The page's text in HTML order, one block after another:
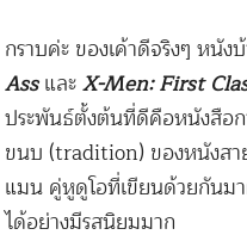
กราบค่ะ ของเค้าดีจริงๆ หนั
AssและX-Men: First
ประพันธ์ตั้งต้นที่ดีคือหนังสือ
ขนบ (tradition) ของหนังสา
แมน คู่หูดูโอที่เขียนด้วยกันม
ได้อย่างมีรสนิยมมาก